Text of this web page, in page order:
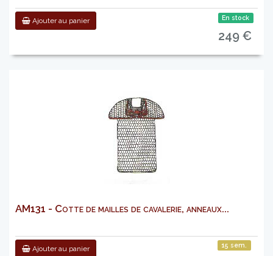
Ajouter au panier En stock
249 €
AM131 - Cotte de mailles de cavalerie, anneaux...
Ajouter au panier 15 sem.